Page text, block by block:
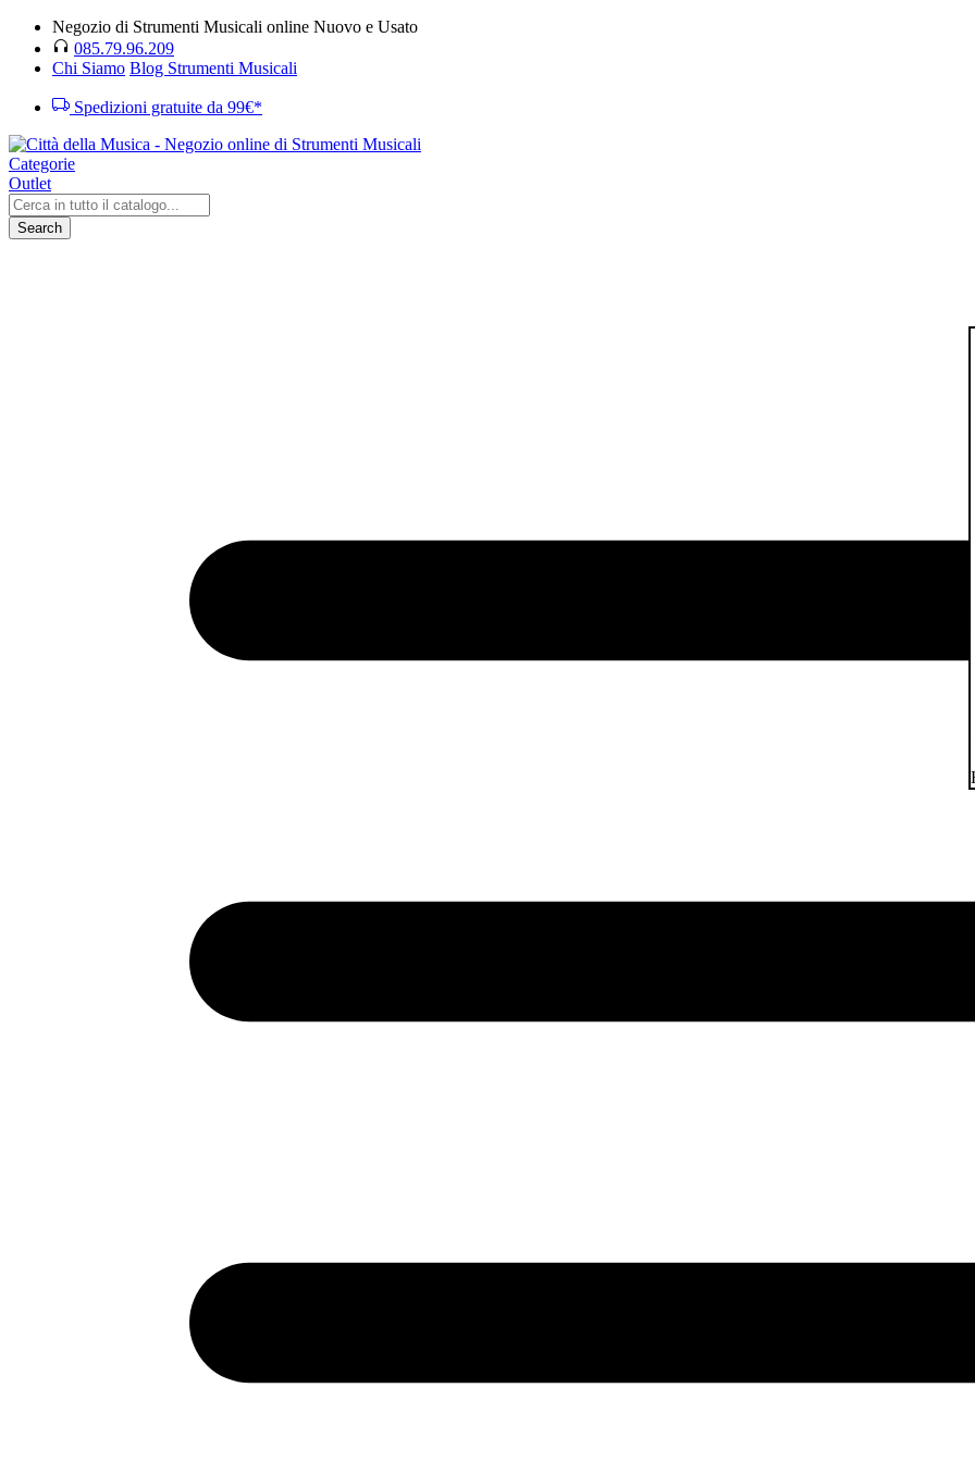
Negozio di Strumenti Musicali online Nuovo e Usato
085.79.96.209
Chi Siamo Blog Strumenti Musicali
Spedizioni gratuite da 99€*
Categorie
Outlet
Search